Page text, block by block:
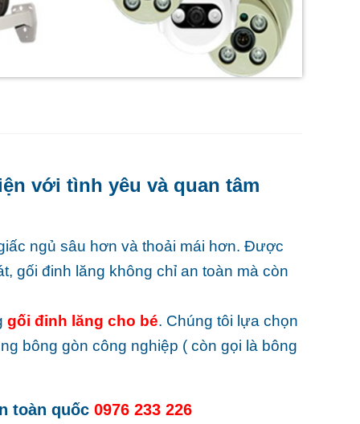
với tình yêu và quan tâm
ngủ sâu hơn và thoải mái hơn. Được
gối đinh lăng không chỉ an toàn mà còn
gối đinh lăng cho bé. Chúng tôi lựa chọn
bông gòn công nghiệp ( còn gọi là bông
toàn quốc 0976 233 226